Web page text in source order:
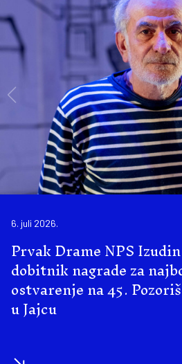
6. juli 2026.
Prvak Drame NPS
dobitnik nagrade za
ostvarenje na 45.
u Jajcu